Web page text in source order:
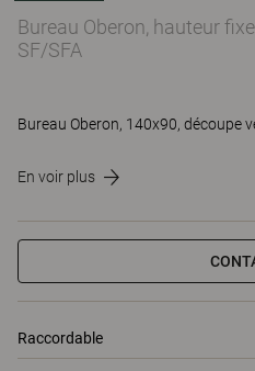
Bureau Oberon, hauteur
SF/SFA
Bureau Oberon, 140x90, découpe
En voir plus
Raccordable